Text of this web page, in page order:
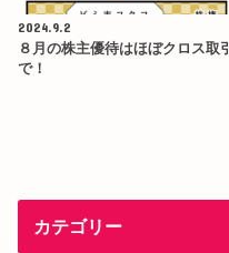
2024.9.2
８月の株主優待はほぼクロス取引
で！
カテゴリー